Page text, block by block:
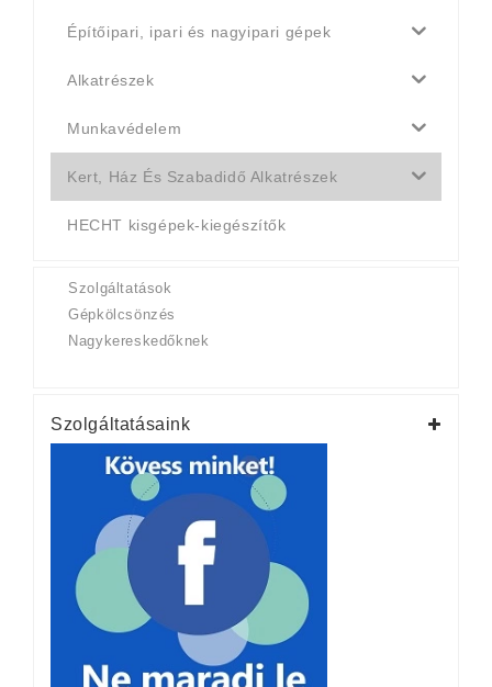
Építőipari, ipari és nagyipari gépek
Alkatrészek
Munkavédelem
Kert, Ház És Szabadidő Alkatrészek
HECHT kisgépek-kiegészítők
Szolgáltatások
Gépkölcsönzés
Nagykereskedőknek
Szolgáltatásaink